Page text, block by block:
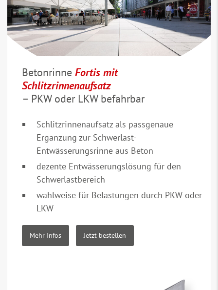
Betonrinne Fortis mit
Schlitzrinnenaufsatz
– PKW oder LKW befahrbar
Schlitzrinnenaufsatz als passgenaue
Ergänzung zur Schwerlast-
Entwässerungsrinne aus Beton
dezente Entwässerungslösung für den
Schwerlastbereich
wahlweise für Belastungen durch PKW oder
LKW
Mehr Infos Jetzt bestellen